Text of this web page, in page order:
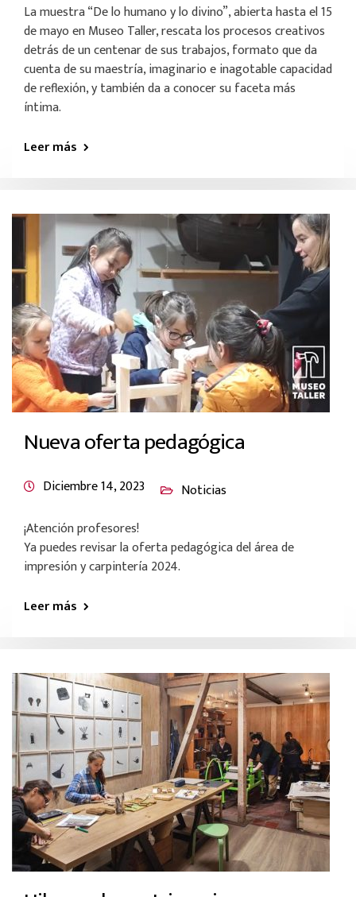
La muestra “De lo humano y lo divino”, abierta hasta el 15
de mayo en Museo Taller, rescata los procesos creativos
detrás de un centenar de sus trabajos, formato que da
cuenta de su maestría, imaginario e inagotable capacidad
de reflexión, y también da a conocer su faceta más
íntima.
Leer más
Nueva oferta pedagógica
Diciembre 14, 2023
Noticias
¡Atención profesores!
Ya puedes revisar la oferta pedagógica del área de
impresión y carpintería 2024.
Leer más